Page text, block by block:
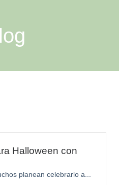
Halloween con
planean celebrarlo a...